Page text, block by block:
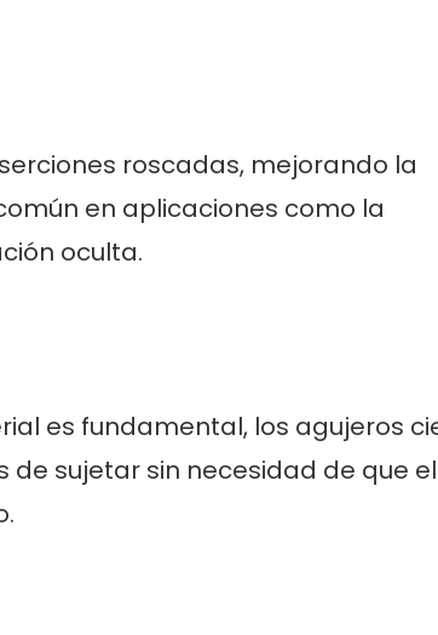
roscadas, mejorando la
en aplicaciones como la
oculta.
es fundamental, los agujeros
de sujetar sin necesidad de que el